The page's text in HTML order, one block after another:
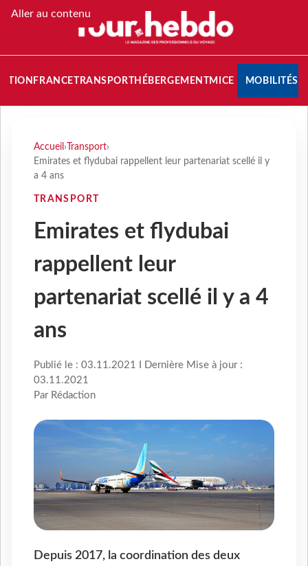
Aller au contenu
FRANCETRANSPORT HÉBERGEMENTMICE MOBILITÉS
Accueil › Transport›
Emirates et flydubai rappellent leur partenariat scellé il y
a 4 ans
TRANSPORT
Emirates et flydubai
rappellent leur
partenariat scellé il y a 4
ans
Publié le : 03.11.2021 I Dernière Mise à jour :
03.11.2021
Par Rédaction
Depuis 2017, la coordination des deux